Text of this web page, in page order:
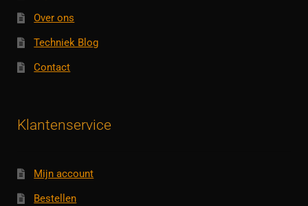
Over ons
Techniek Blog
Contact
Klantenservice
Mijn account
Bestellen